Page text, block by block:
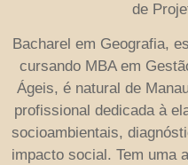
de
Bacharel em Geografia,
cursando MBA em
Ágeis, é natural de
profissional dedicada à
socioambientais,
impacto social. Tem uma